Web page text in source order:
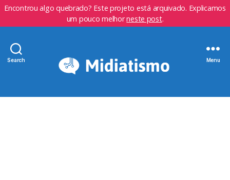
Encontrou algo quebrado? Este projeto está arquivado. Explicamos
um pouco melhorneste post.
Search Menu